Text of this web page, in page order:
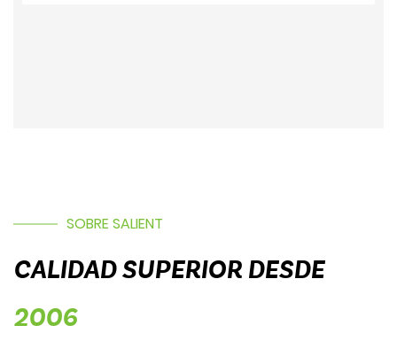
SOBRE SALIENT
CALIDAD SUPERIOR DESDE
2006